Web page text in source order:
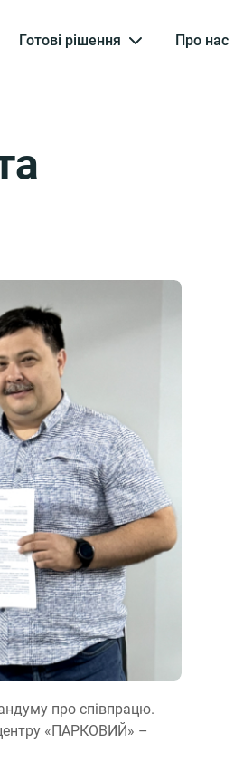
Готові рішення Про нас
про співпрацю.
«ПАРКОВИЙ» –